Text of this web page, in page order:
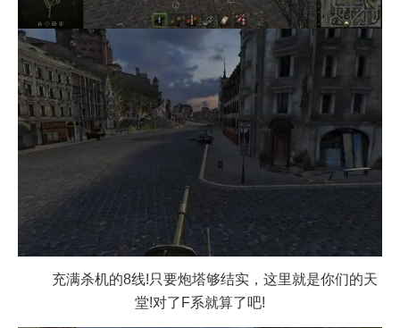
充满杀机的8线!只要炮塔够结实，这里就是你们的天
堂!对了F系就算了吧!